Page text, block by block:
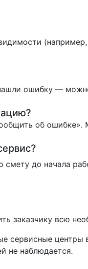
ошибку —
об
смету до начала
заказчику всю
сервисные центры
не наблюдается.